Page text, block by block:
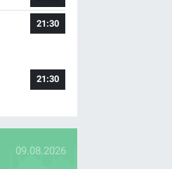
21:30
21:30
09.08.2026